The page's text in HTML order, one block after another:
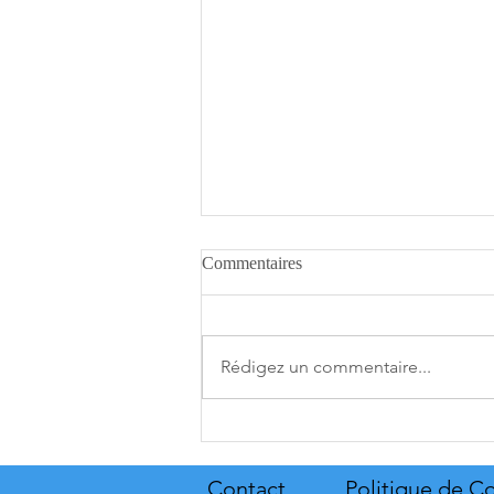
du direct de THQ Nordic
Commentaires
Rédigez un commentaire...